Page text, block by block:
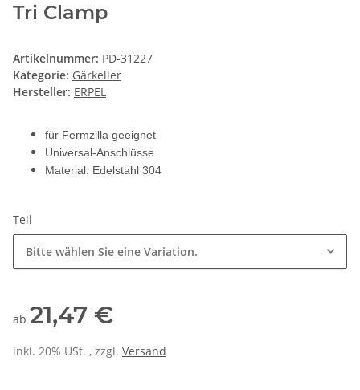
Tri Clamp
Artikelnummer: PD-31227
Kategorie: Gärkeller
Hersteller: ERPEL
für Fermzilla geeignet
Universal-Anschlüsse
Material: Edelstahl 304
Teil
Bitte wählen Sie eine Variation.
ab 21,47 €
inkl. 20% USt. , zzgl. Versand